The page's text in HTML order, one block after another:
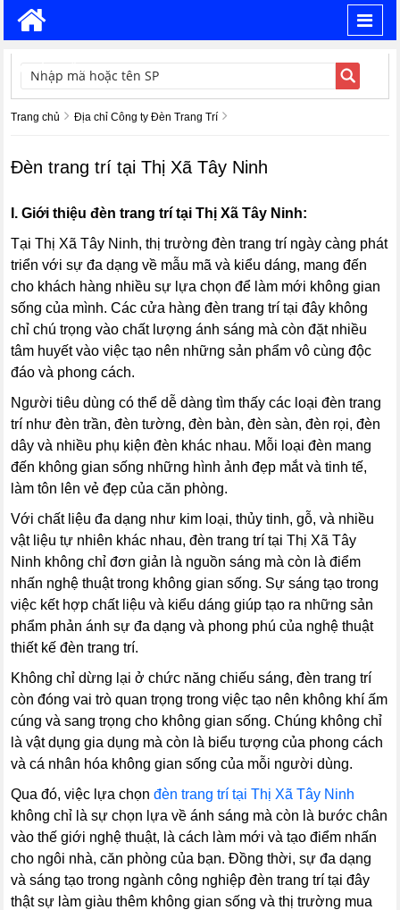
TÌM KIẾM
Trang chủ Địa chỉ Công ty Đèn Trang Trí
Đèn trang trí tại Thị Xã Tây Ninh
I. Giới thiệu đèn trang trí tại Thị Xã Tây Ninh:
Tại Thị Xã Tây Ninh, thị trường đèn trang trí ngày càng phát
triển với sự đa dạng về mẫu mã và kiểu dáng, mang đến
cho khách hàng nhiều sự lựa chọn để làm mới không gian
sống của mình. Các cửa hàng đèn trang trí tại đây không
chỉ chú trọng vào chất lượng ánh sáng mà còn đặt nhiều
tâm huyết vào việc tạo nên những sản phẩm vô cùng độc
đáo và phong cách.
Người tiêu dùng có thể dễ dàng tìm thấy các loại đèn trang
trí như đèn trần, đèn tường, đèn bàn, đèn sàn, đèn rọi, đèn
dây và nhiều phụ kiện đèn khác nhau. Mỗi loại đèn mang
đến không gian sống những hình ảnh đẹp mắt và tinh tế,
làm tôn lên vẻ đẹp của căn phòng.
Với chất liệu đa dạng như kim loại, thủy tinh, gỗ, và nhiều
vật liệu tự nhiên khác nhau, đèn trang trí tại Thị Xã Tây
Ninh không chỉ đơn giản là nguồn sáng mà còn là điểm
nhấn nghệ thuật trong không gian sống. Sự sáng tạo trong
việc kết hợp chất liệu và kiểu dáng giúp tạo ra những sản
phẩm phản ánh sự đa dạng và phong phú của nghệ thuật
thiết kế đèn trang trí.
Không chỉ dừng lại ở chức năng chiếu sáng, đèn trang trí
còn đóng vai trò quan trọng trong việc tạo nên không khí ấm
cúng và sang trọng cho không gian sống. Chúng không chỉ
là vật dụng gia dụng mà còn là biểu tượng của phong cách
và cá nhân hóa không gian sống của mỗi người dùng.
Qua đó, việc lựa chọnđèn trang trí tại Thị Xã Tây Ninh
không chỉ là sự chọn lựa về ánh sáng mà còn là bước chân
vào thế giới nghệ thuật, là cách làm mới và tạo điểm nhấn
cho ngôi nhà, căn phòng của bạn. Đồng thời, sự đa dạng
và sáng tạo trong ngành công nghiệp đèn trang trí tại đây
thật sự làm giàu thêm không gian sống và thị trường mua